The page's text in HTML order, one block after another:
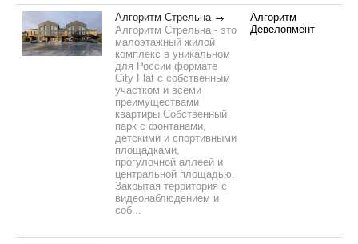
Алгоритм Стрельна
Алгоритм Стрельна - это
малоэтажный жилой
комплекс в уникальном
для России формате
City Flat с собственным
участком и всеми
преимуществами
квартиры.Собственный
парк с фонтанами,
детскими и спортивными
площадками,
прогулочной аллеей и
центральной площадью.
Закрытая территория с
видеонаблюдением и
соб...
Алгоритм
Девелопмент